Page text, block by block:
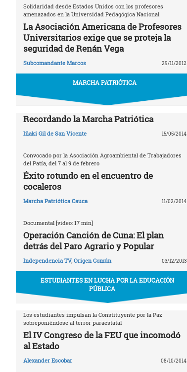
Solidaridad desde Estados Unidos con los profesores
amenazados en la Universidad Pedagógica Nacional
La Asociación Americana de Profesores
Universitarios exige que se proteja la
seguridad de Renán Vega
Subcomandante Marcos 29/11/2012
MARCHA PATRIÓTICA
Recordando la Marcha Patriótica
Iñaki Gil de San Vicente 15/05/2014
Convocado por la Asociación Agroambiental de Trabajadores
del Patía, del 7 al 9 de febrero
Éxito rotundo en el encuentro de
cocaleros
Marcha Patriótica Cauca 11/02/2014
Documental [video: 17 min]
Operación Canción de Cuna: El plan
detrás del Paro Agrario y Popular
Independencia TV, Origen Común 03/12/2013
ESTUDIANTES EN LUCHA POR LA EDUCACIÓN
PÚBLICA
Los estudiantes impulsan la Constituyente por la Paz
sobreponiéndose al terror paraestatal
El IV Congreso de la FEU que incomodó
al Estado
Alexander Escobar 08/10/2014